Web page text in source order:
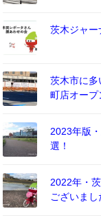
茨木ジャー
茨木市に多
町店オープ
2023年版
選！
2022年・
ございまし